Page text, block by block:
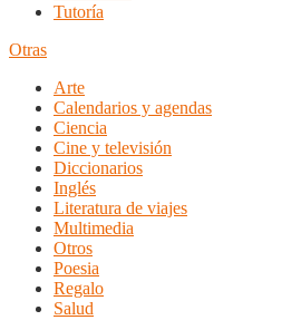
Tutoría
Otras
Arte
Calendarios y agendas
Ciencia
Cine y televisión
Diccionarios
Inglés
Literatura de viajes
Multimedia
Otros
Poesia
Regalo
Salud